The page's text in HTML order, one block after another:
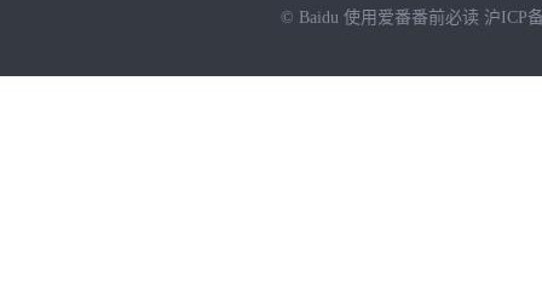
© Baidu 使用爱番番前必读 沪ICP